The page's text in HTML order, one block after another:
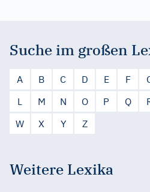
Suche im großen
A B C D E F
L
M N O P Q
W
X Y Z
Weitere Lexika